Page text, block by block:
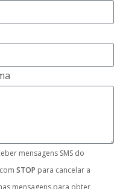
mensagens SMS do
STOP para cancelar a
mensagens para obter